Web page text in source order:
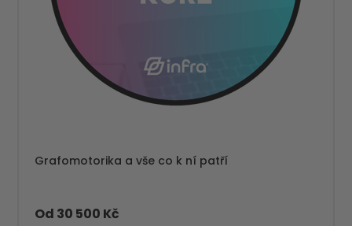
Grafomotorika a vše co k ní patří
Od 30 500 Kč